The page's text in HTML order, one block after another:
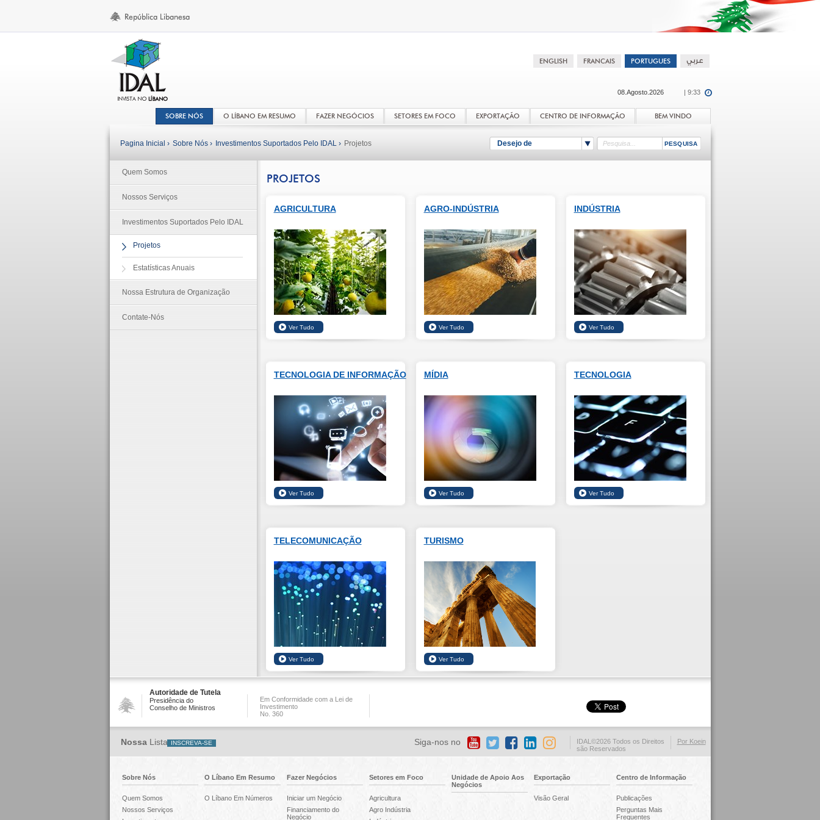
08.Agosto.2026 | 9:33
SOBRE NÓS O LÍBANO EM RESUMO FAZER NEGÓCIOS SETORES EM FOCO EXPORTAÇÃO CENTRO DE INFORMAÇÃO BEM VINDO
Desejo de
Pagina Inicial › Sobre Nós › Investimentos Suportados Pelo IDAL › Projetos
Quem Somos
Nossos Serviços
Investimentos Suportados Pelo IDAL
Projetos
Estatísticas Anuais
Nossa Estrutura de Organização
Contate-Nós
PROJETOS
AGRICULTURA AGRO-INDÚSTRIA INDÚSTRIA
TECNOLOGIA DE INFORMAÇÃO MÍDIA TECNOLOGIA
TELECOMUNICAÇÃO TURISMO
Autoridade de Tutela
Presidência do
Conselho de Ministros
Em Conformidade com a Lei de
Investimento
No. 360
Por Koein
IDAL©2026 Todos os Direitos
são Reservados
NossaLista Siga-nos no
Sobre Nós
Quem Somos
Nossos Serviços
O Líbano Em Resumo
O Líbano Em Números
Fazer Negócios
Iniciar um Negócio
Financiamento do
Negócio
Setores em Foco
Agricultura
Agro Indústria
Unidade de Apoio Aos
Negócios
Exportação
Visão Geral
Centro de Informação
Publicações
Perguntas Mais
Frequentes